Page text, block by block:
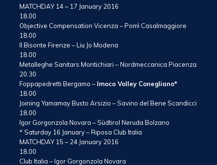
MATCHDAY 14 – 17 January 2016
18.00
Objective Compensation Vicenza – Pomì Casalmaggiore
18.00
Il Bisonte Firenze – Liu Jo Modena
18.00
Metalleghe Sanitars Montichiari – Nordmeccanica Piacenza
20.30
Foppapedretti Bergamo – Imoco Volley Conegliano*
18.00
Joining Yamamay Busto Arsizio – Savino del Bene Scandicci
18.00
Igor Gorgonzola Novara – Südtirol Neruda Bolzano
* Saturday 16 January – Riposa Club Italia
MATCHDAY 15 – 24 January 2016
18.00
Club Italia – Igor Gorgonzola Novara